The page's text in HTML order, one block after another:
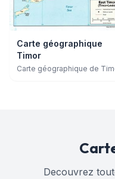
Carte géographique
Timor
Carte géographique de
Decouvrez